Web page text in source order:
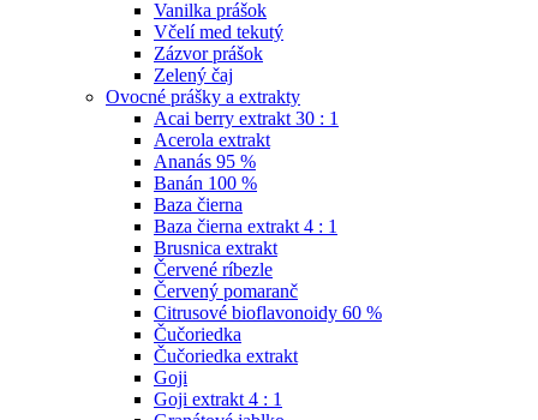
Vanilka prášok
Včelí med tekutý
Zázvor prášok
Zelený čaj
Ovocné prášky a extrakty
Acai berry extrakt 30 : 1
Acerola extrakt
Ananás 95 %
Banán 100 %
Baza čierna
Baza čierna extrakt 4 : 1
Brusnica extrakt
Červené ríbezle
Červený pomaranč
Citrusové bioflavonoidy 60 %
Čučoriedka
Čučoriedka extrakt
Goji
Goji extrakt 4 : 1